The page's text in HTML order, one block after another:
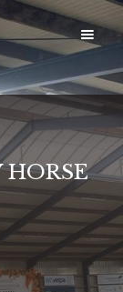
HORSE